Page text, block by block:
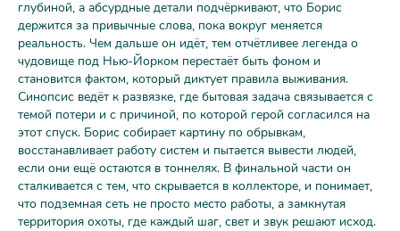
глубиной, а абсурдные детали подчёркивают, что Борис
держится за привычные слова, пока вокруг меняется
реальность. Чем дальше он идёт, тем отчётливее легенда о
чудовище под Нью-Йорком перестаёт быть фоном и
становится фактом, который диктует правила выживания.
Синопсис ведёт к развязке, где бытовая задача связывается с
темой потери и с причиной, по которой герой согласился на
этот спуск. Борис собирает картину по обрывкам,
восстанавливает работу систем и пытается вывести людей,
если они ещё остаются в тоннелях. В финальной части он
сталкивается с тем, что скрывается в коллекторе, и понимает,
что подземная сеть не просто место работы, а замкнутая
территория охоты, где каждый шаг, свет и звук решают исход.